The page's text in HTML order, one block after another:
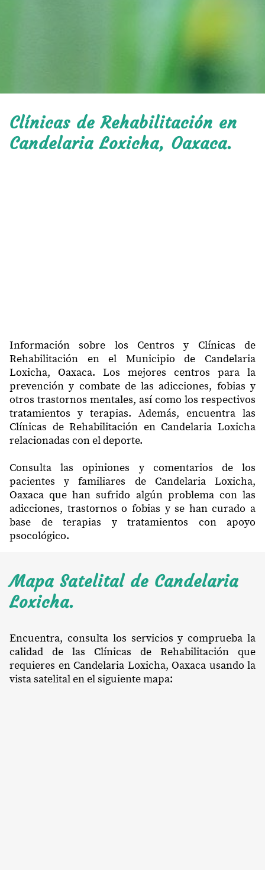
Clínicas de Rehabilitación en
Candelaria Loxicha, Oaxaca.
Información sobre los Centros y Clínicas de
Rehabilitación en el Municipio de Candelaria
Loxicha, Oaxaca. Los mejores centros para la
prevención y combate de las adicciones, fobias y
otros trastornos mentales, así como los respectivos
tratamientos y terapias. Además, encuentra las
Clínicas de Rehabilitación en Candelaria Loxicha
relacionadas con el deporte.
Consulta las opiniones y comentarios de los
pacientes y familiares de Candelaria Loxicha,
Oaxaca que han sufrido algún problema con las
adicciones, trastornos o fobias y se han curado a
base de terapias y tratamientos con apoyo
psocológico.
Mapa Satelital de Candelaria
Loxicha.
Encuentra, consulta los servicios y comprueba la
calidad de las Clínicas de Rehabilitación que
requieres en Candelaria Loxicha, Oaxaca usando la
vista satelital en el siguiente mapa: